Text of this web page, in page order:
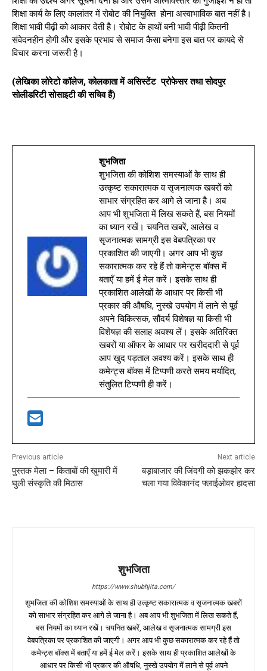
शिक्षा कार्य के लिए कालांतर में रोबोट की नियुक्ति होना अस्वाभाविक बात नहीं है।
शिक्षा भावी पीढ़ी को आकार देती है। रोबोट के हाथों बनी भावी पीढ़ी कितनी
संवेदनहीन होगी और इसके प्रभाव से समाज कैसा बनेगा इस बात पर कायदे से
विचार करना जरूरी है।
(लेखिका लोरेटो कॉलेज, कोलकाता में असिस्टेंट प्रोफेसर तथा सोदपुर
सोलीडरिटी सोसाइटी की सचिव हैं)
शुभजिता
शुभजिता की कोशिश समस्याओं के साथ ही
उत्कृष्ट सकारात्मक व सृजनात्मक खबरों को
साभार संग्रहित कर आगे ले जाना है। अब
आप भी शुभजिता में लिख सकते हैं, बस नियमों
का ध्यान रखें। चयनित खबरें, आलेख व
सृजनात्मक सामग्री इस वेबपत्रिका पर
प्रकाशित की जाएगी। अगर आप भी कुछ
सकारात्मक कर रहे हैं तो कमेन्ट्स बॉक्स में
बताएँ या हमें ई मेल करें। इसके साथ ही
प्रकाशित आलेखों के आधार पर किसी भी
प्रकार की औषधि, नुस्खे उपयोग में लाने से पूर्व
अपने चिकित्सक, सौंदर्य विशेषज्ञ या किसी भी
विशेषज्ञ की सलाह अवश्य लें। इसके अतिरिक्त
खबरों या ऑफर के आधार पर खरीददारी से पूर्व
आप खुद पड़ताल अवश्य करें। इसके साथ ही
कमेन्ट्स बॉक्स में टिप्पणी करते समय मर्यादित,
संतुलित टिप्पणी ही करें।
Previous article
पुस्तक मेला – किताबों की खुमारी में
घुली संस्कृति की मिठास
Next article
बड़ाबाजार की जिंदगी को झकझोर कर
चला गया विवेकानंद फ्लाईओवर हादसा
शुभजिता
https://www.shubhjita.com/
शुभजिता की कोशिश समस्याओं के साथ ही उत्कृष्ट सकारात्मक व सृजनात्मक खबरों
को साभार संग्रहित कर आगे ले जाना है। अब आप भी शुभजिता में लिख सकते हैं,
बस नियमों का ध्यान रखें। चयनित खबरें, आलेख व सृजनात्मक सामग्री इस
वेबपत्रिका पर प्रकाशित की जाएगी। अगर आप भी कुछ सकारात्मक कर रहे हैं तो
कमेन्ट्स बॉक्स में बताएँ या हमें ई मेल करें। इसके साथ ही प्रकाशित आलेखों के
आधार पर किसी भी प्रकार की औषधि, नुस्खे उपयोग में लाने से पूर्व अपने